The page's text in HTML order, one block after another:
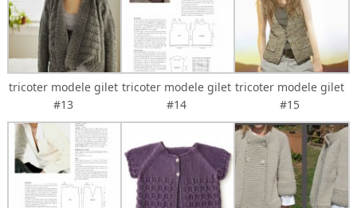
tricoter modele gilet
#13
tricoter modele gilet
#14
tricoter modele gilet
#15